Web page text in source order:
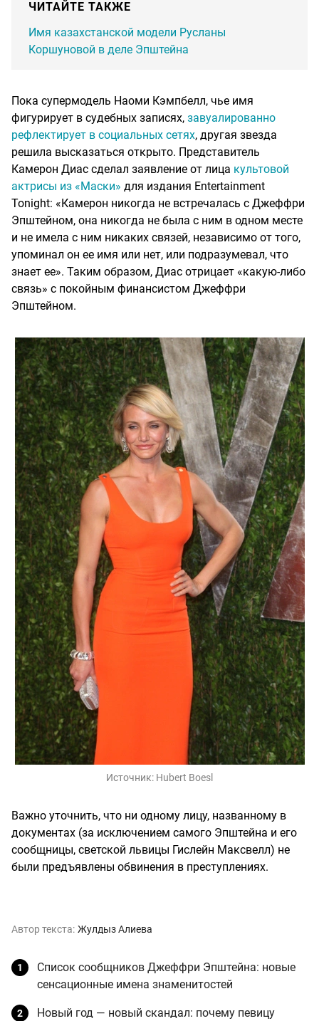
ЧИТАЙТЕ ТАКЖЕ
Имя казахстанской модели Русланы
Коршуновой в деле Эпштейна
Пока супермодель Наоми Кэмпбелл, чье имя
фигурирует в судебных записях, завуалированно
рефлектирует в социальных сетях, другая звезда
решила высказаться открыто. Представитель
Камерон Диас сделал заявление от лица культовой
актрисы из «Маски» для издания Entertainment
Tonight: «Камерон никогда не встречалась с Джеффри
Эпштейном, она никогда не была с ним в одном месте
и не имела с ним никаких связей, независимо от того,
упоминал он ее имя или нет, или подразумевал, что
знает ее». Таким образом, Диас отрицает «какую-либо
связь» с покойным финансистом Джеффри
Эпштейном.
Источник: Hubert Boesl
Важно уточнить, что ни одному лицу, названному в
документах (за исключением самого Эпштейна и его
сообщницы, светской львицы Гислейн Максвелл) не
были предъявлены обвинения в преступлениях.
Автор текста: Жулдыз Алиева
Список сообщников Джеффри Эпштейна: новые
сенсационные имена знаменитостей
Новый год — новый скандал: почему певицу